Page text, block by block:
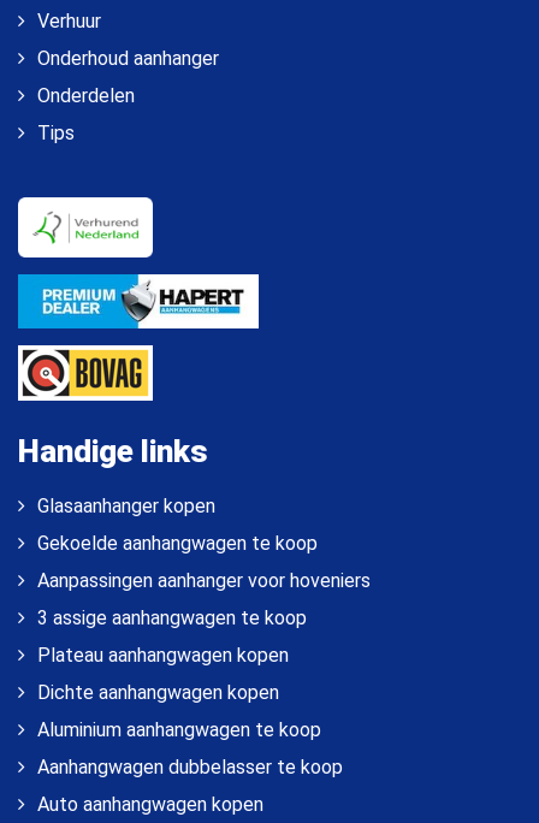
Verhuur
Onderhoud aanhanger
Onderdelen
Tips
Handige links
Glasaanhanger kopen
Gekoelde aanhangwagen te koop
Aanpassingen aanhanger voor hoveniers
3 assige aanhangwagen te koop
Plateau aanhangwagen kopen
Dichte aanhangwagen kopen
Aluminium aanhangwagen te koop
Aanhangwagen dubbelasser te koop
Auto aanhangwagen kopen